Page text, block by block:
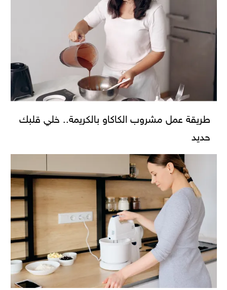
طريقة عمل مشروب الكاكاو بالكريمة.. خلي قلبك
حديد